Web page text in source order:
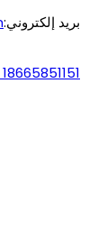
بريد إلكتروني: